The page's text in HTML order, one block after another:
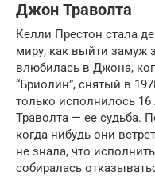
Джон Траволта
Келли Престон стала
миру, как выйти замуж
влюбилась в Джона,
“Бриолин”, снятый в
только исполнилось 16
Траволта — ее судьба.
когда-нибудь они
не знала, что
собиралась